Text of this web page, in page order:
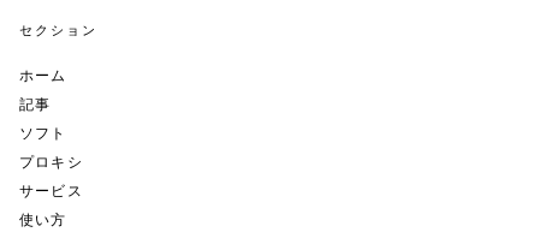
セクション
ホーム
記事
ソフト
プロキシ
サービス
使い方